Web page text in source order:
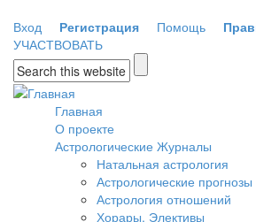
Вход
Регистрация Помощь
УЧАСТВОВАТЬ
Форма поиска
Главная
О проекте
Астрологические Журналы
Натальная астрология
Астрологические прогнозы
Астрология отношений
Хорары. Элективы